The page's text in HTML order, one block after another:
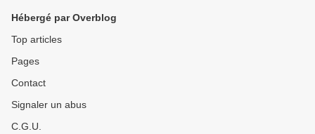
Hébergé par Overblog
Top articles
Pages
Contact
Signaler un abus
C.G.U.